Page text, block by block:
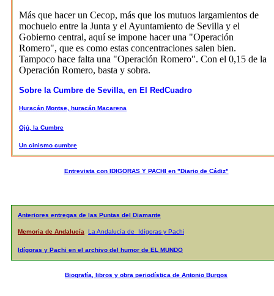
Más que hacer un Cecop, más que los mutuos largamientos de
mochuelo entre la Junta y el Ayuntamiento de Sevilla y el
Gobierno central, aquí se impone hacer una "Operación
Romero", que es como estas concentraciones salen bien.
Tampoco hace falta una "Operación Romero". Con el 0,15 de la
Operación Romero, basta y sobra.
Sobre la Cumbre de Sevilla, en El RedCuadro
Huracán Montse, huracán Macarena
Ojú, la Cumbre
Un cinismo cumbre
Entrevista con IDIGORAS Y PACHI en "Diario de Cádiz"
Anteriores entregas de las Puntas del Diamante
Memoria de Andalucía La Andalucía de Idígoras y Pachi
Idígoras y Pachi en el archivo del humor de EL MUNDO
Biografía, libros y obra periodística de Antonio Burgos